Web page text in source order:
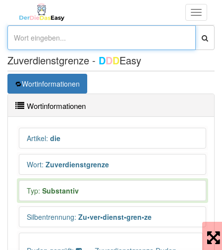
Toggle
Zuverdienstgrenze - DDDEasy
Wortinformationen
Wortinformationen
Artikel: die
Wort: Zuverdienstgrenze
Typ: Substantiv
Silbentrennung: Zu•ver•dienst•gren•ze